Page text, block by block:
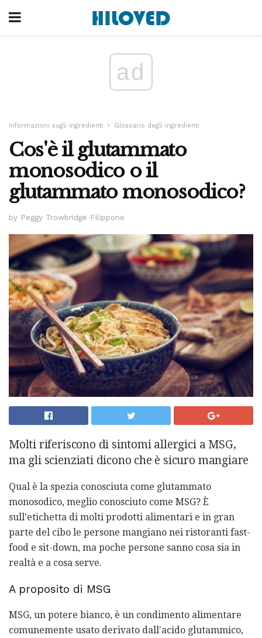
ad
Informazioni sugli ingredienti Glossario degli ingredienti
Cos'è il glutammato
monosodico o il
glutammato monosodico?
by Peggy Trowbridge Filippone
Molti riferiscono di sintomi allergici a MSG,
ma gli scienziati dicono che è sicuro mangiare
Qual è la spezia conosciuta come glutammato
monosodico, meglio conosciuto come MSG? È
sull'etichetta di molti prodotti alimentari e in gran
parte del cibo le persone mangiano nei ristoranti fast-
food e sit-down, ma poche persone sanno cosa sia in
realtà e a cosa serve.
A proposito di MSG
MSG, un potere bianco, è un condimento alimentare
comunemente usato derivato dall'acido glutammico,